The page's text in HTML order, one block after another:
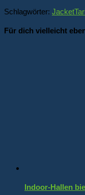
Schlagwörter: Jacket
Für dich vielleicht
Indoor-Hallen